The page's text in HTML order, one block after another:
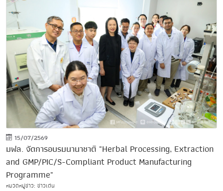
15/07/2569
มฟล. จัดการอบรมนานาชาติ "Herbal Processing, Extraction
and GMP/PIC/S-Compliant Product Manufacturing
Programme"
หมวดหมู่ข่าว: ข่าวเด่น